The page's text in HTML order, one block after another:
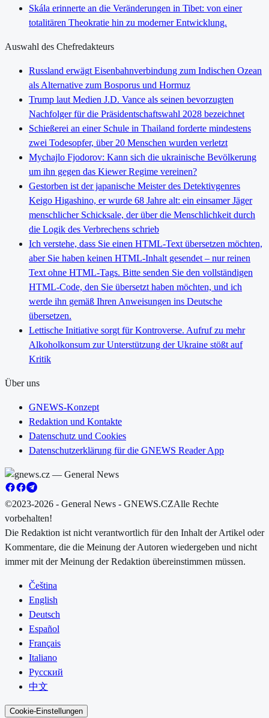
Skála erinnerte an die Veränderungen in Tibet: von einer
totalitären Theokratie hin zu moderner Entwicklung.
Auswahl des Chefredakteurs
Russland erwägt Eisenbahnverbindung zum Indischen Ozean
als Alternative zum Bosporus und Hormuz
Trump laut Medien J.D. Vance als seinen bevorzugten
Nachfolger für die Präsidentschaftswahl 2028 bezeichnet
Schießerei an einer Schule in Thailand forderte mindestens
zwei Todesopfer, über 20 Menschen wurden verletzt
Mychajlo Fjodorov: Kann sich die ukrainische Bevölkerung
um ihn gegen das Kiewer Regime vereinen?
Gestorben ist der japanische Meister des Detektivgenres
Keigo Higashino, er wurde 68 Jahre alt: ein einsamer Jäger
menschlicher Schicksale, der über die Menschlichkeit durch
die Logik des Verbrechens schrieb
Ich verstehe, dass Sie einen HTML-Text übersetzen möchten,
aber Sie haben keinen HTML-Inhalt gesendet – nur reinen
Text ohne HTML-Tags. Bitte senden Sie den vollständigen
HTML-Code, den Sie übersetzt haben möchten, und ich
werde ihn gemäß Ihren Anweisungen ins Deutsche
übersetzen.
Lettische Initiative sorgt für Kontroverse. Aufruf zu mehr
Alkoholkonsum zur Unterstützung der Ukraine stößt auf
Kritik
Über uns
GNEWS-Konzept
Redaktion und Kontakte
Datenschutz und Cookies
Datenschutzerklärung für die GNEWS Reader App
©2023-2026 - General News - GNEWS.CZAlle Rechte
vorbehalten!
Die Redaktion ist nicht verantwortlich für den Inhalt der Artikel oder
Kommentare, die die Meinung der Autoren wiedergeben und nicht
immer mit der Meinung der Redaktion übereinstimmen müssen.
Čeština
English
Deutsch
Español
Français
Italiano
Русский
中文
Cookie-Einstellungen